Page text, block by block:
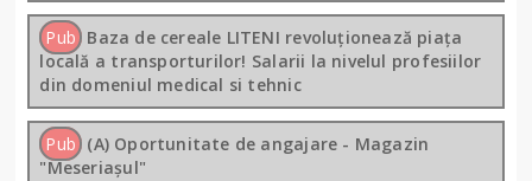
Pub Baza de cereale LITENI revoluționează piața
locală a transporturilor! Salarii la nivelul profesiilor
din domeniul medical si tehnic
Pub (A) Oportunitate de angajare - Magazin
"Meseriașul"